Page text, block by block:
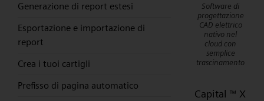
Generazione di report estesi
Esportazione e importazione di
report
Crea i tuoi cartigli
Prefisso di pagina automatico
Software di
progettazione
CAD elettrico
nativo nel
cloud con
semplice
trascinamento
Capital ™ X